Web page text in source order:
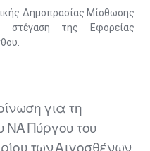
Δημοπρασίας Μίσθωσης
στέγαση της Εφορείας
για τη
ΝΑ Πύργου του
των Αιγοσθένων